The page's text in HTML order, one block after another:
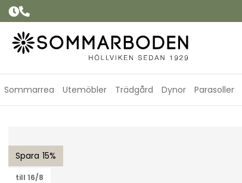
Sommarrea Utemöbler Trädgård Dynor Parasoller
15
till 16/8